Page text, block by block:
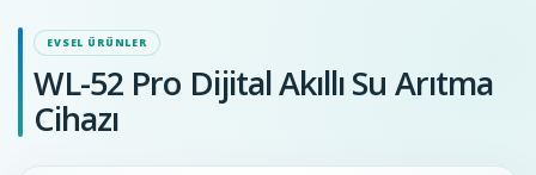
EVSEL ÜRÜNLER
WL-52 Pro Dijital Akıllı Su Arıtma
Cihazı